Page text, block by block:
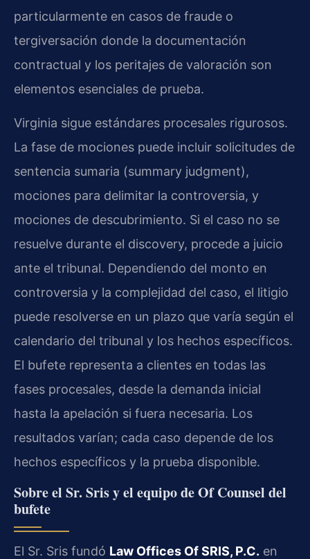
particularmente en casos de fraude o
tergiversación donde la documentación
contractual y los peritajes de valoración son
elementos esenciales de prueba.
Virginia sigue estándares procesales rigurosos.
La fase de mociones puede incluir solicitudes de
sentencia sumaria (summary judgment),
mociones para delimitar la controversia, y
mociones de descubrimiento. Si el caso no se
resuelve durante el discovery, procede a juicio
ante el tribunal. Dependiendo del monto en
controversia y la complejidad del caso, el litigio
puede resolverse en un plazo que varía según el
calendario del tribunal y los hechos específicos.
El bufete representa a clientes en todas las
fases procesales, desde la demanda inicial
hasta la apelación si fuera necesaria. Los
resultados varían; cada caso depende de los
hechos específicos y la prueba disponible.
Sobre el Sr. Sris y el equipo de Of Counsel del
bufete
El Sr. Sris fundó Law Offices Of SRIS, P.C. en